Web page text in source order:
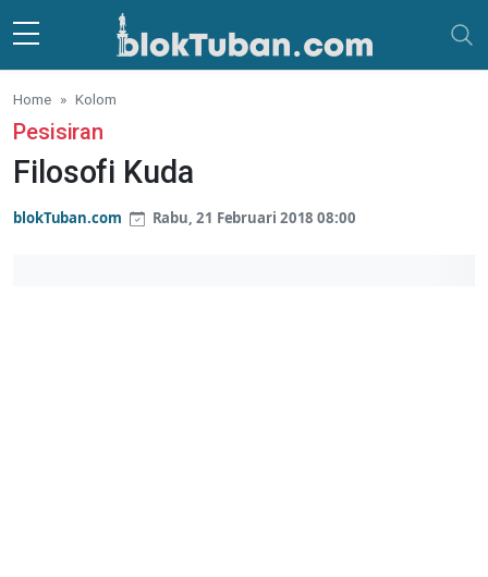
Skip to main content
Home Kolom
Pesisiran
Filosofi Kuda
blokTuban.com Rabu, 21 Februari 2018 08:00